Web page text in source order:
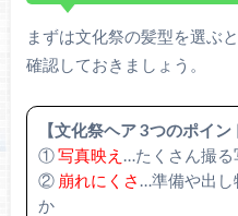
まずは文化祭の髪型を選ぶ
確認しておきましょう。
【文化祭ヘア 3つのポイン
①写真映え …たくさん撮る
② 崩れにくさ…準備や出し
か